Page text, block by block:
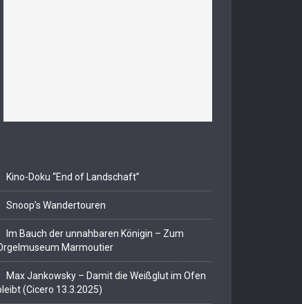
Kino-Doku “End of Landschaft”
Snoop’s Wandertouren
Im Bauch der unnahbaren Königin – Zum
Marmoutier
Max Jankowsky – Damit die Weißglut im Ofen
(Cicero 13.3.2025)